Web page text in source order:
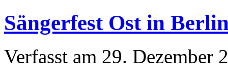
Sängerfest Ost in
Verfasst am 29. Dezember